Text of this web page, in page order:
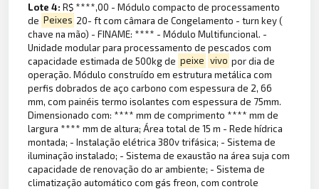
Lote 4:R$ ****,00 - Módulo compacto de processamento
de Peixes 20- ft com câmara de Congelamento - turn key (
chave na mão) - FINAME: **** - Módulo Multifuncional. -
Unidade modular para processamento de pescados com
capacidade estimada de 500kg de peixe vivo por dia de
operação. Módulo construído em estrutura metálica com
perfis dobrados de aço carbono com espessura de 2, 66
mm, com painéis termo isolantes com espessura de 75mm.
Dimensionado com: **** mm de comprimento **** mm de
largura **** mm de altura; Área total de 15 m - Rede hídrica
montada; - Instalação elétrica 380v trifásica; - Sistema de
iluminação instalado; - Sistema de exaustão na área suja com
capacidade de renovação do ar ambiente; - Sistema de
climatização automático com gás freon, com controle